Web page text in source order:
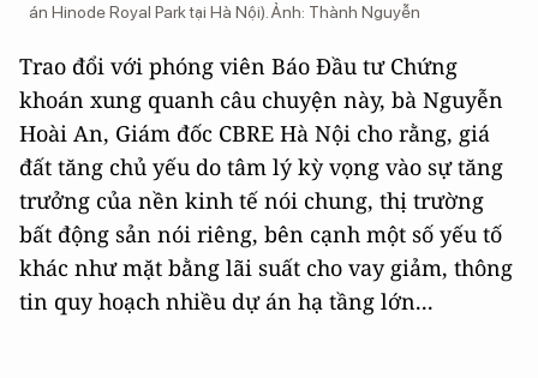
án Hinode Royal Park tại Hà Nội). Ảnh: Thành Nguyễn
Trao đổi với phóng viên Báo Đầu tư Chứng
khoán xung quanh câu chuyện này, bà Nguyễn
Hoài An, Giám đốc CBRE Hà Nội cho rằng, giá
đất tăng chủ yếu do tâm lý kỳ vọng vào sự tăng
trưởng của nền kinh tế nói chung, thị trường
bất động sản nói riêng, bên cạnh một số yếu tố
khác như mặt bằng lãi suất cho vay giảm, thông
tin quy hoạch nhiều dự án hạ tầng lớn...